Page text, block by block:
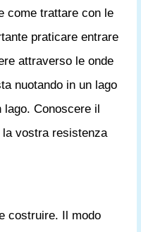
come trattare con le
praticare entrare
attraverso le onde
nuotando in un lago
lago. Conoscere il
vostra resistenza
costruire. Il modo